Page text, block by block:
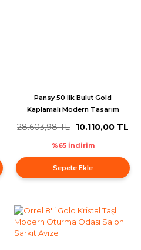
Pansy 50 lik Bulut Gold
Kaplamalı Modern Tasarım
28.603,98 TL 10.110,00 TL
%65 İndirim
Sepete Ekle